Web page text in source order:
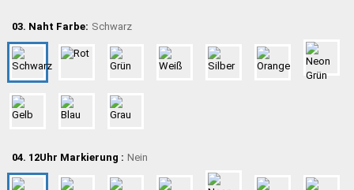
03. Naht Farbe: Schwarz
04. 12Uhr Markierung : Nein